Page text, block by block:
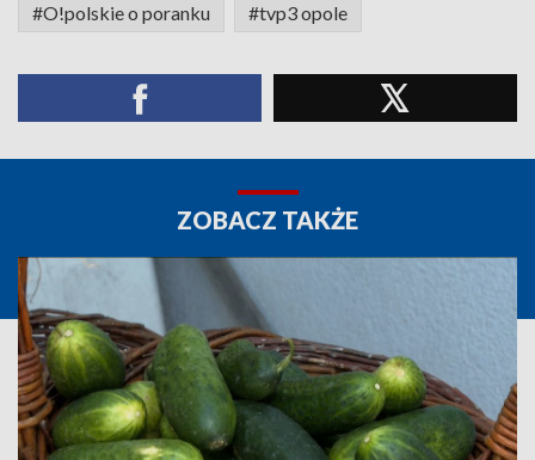
#O!polskie o poranku #tvp3 opole
ZOBACZ TAKŻE